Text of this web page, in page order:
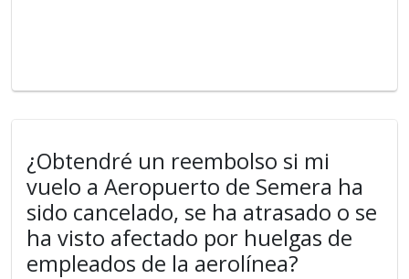
¿Obtendré un reembolso si mi
vuelo a Aeropuerto de Semera ha
sido cancelado, se ha atrasado o se
ha visto afectado por huelgas de
empleados de la aerolínea?